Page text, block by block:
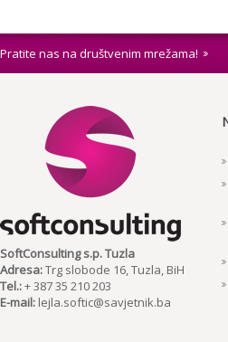
Pratite nas na društvenim mrežama!
SoftConsulting s.p. Tuzla
Adresa:Trg slobode 16, Tuzla, BiH
Tel.:+ 387 35 210 203
E-mail: lejla.softic@savjetnik.ba